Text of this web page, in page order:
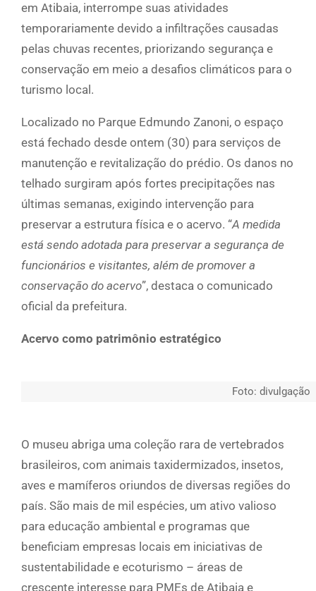
em Atibaia, interrompe suas atividades
temporariamente devido a infiltrações causadas
pelas chuvas recentes, priorizando segurança e
conservação em meio a desafios climáticos para o
turismo local.
Localizado no Parque Edmundo Zanoni, o espaço
está fechado desde ontem (30) para serviços de
manutenção e revitalização do prédio. Os danos no
telhado surgiram após fortes precipitações nas
últimas semanas, exigindo intervenção para
preservar a estrutura física e o acervo. “A medida
está sendo adotada para preservar a segurança de
funcionários e visitantes, além de promover a
conservação do acervo”, destaca o comunicado
oficial da prefeitura.
Acervo como patrimônio estratégico
Foto: divulgação
O museu abriga uma coleção rara de vertebrados
brasileiros, com animais taxidermizados, insetos,
aves e mamíferos oriundos de diversas regiões do
país. São mais de mil espécies, um ativo valioso
para educação ambiental e programas que
beneficiam empresas locais em iniciativas de
sustentabilidade e ecoturismo – áreas de
crescente interesse para PMEs de Atibaia e